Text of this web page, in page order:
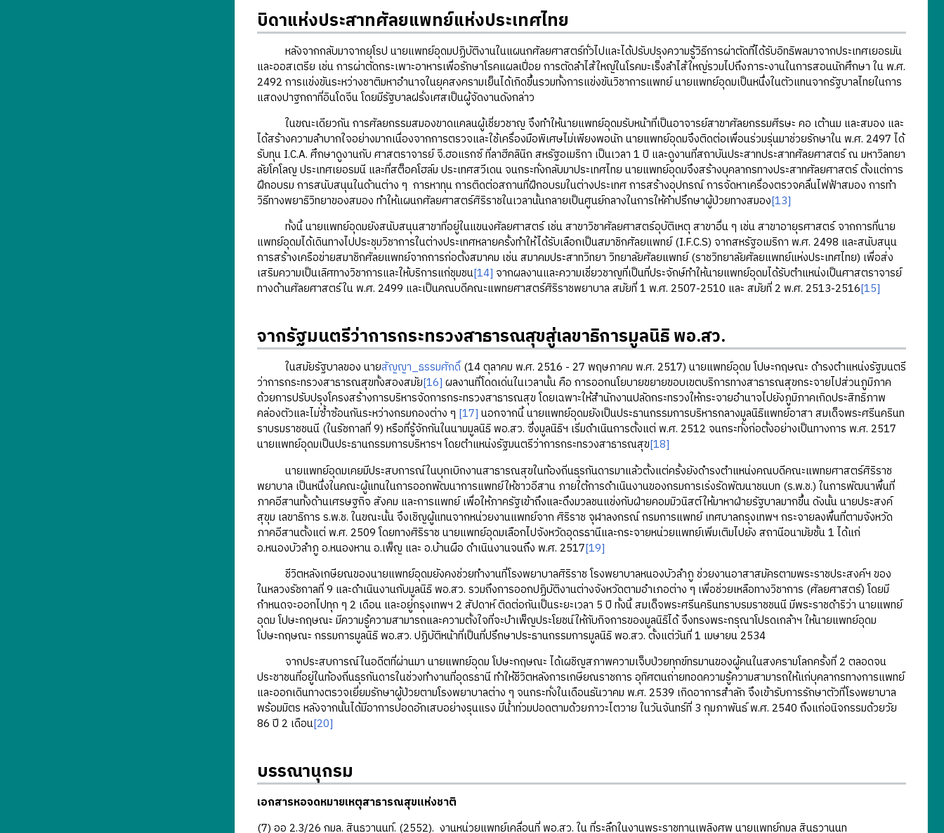
บิดาแห่งประสาทศัลยแพทย์แห่งประเทศไทย
หลังจากกลับมาจากยุโรป นายแพทย์อุดมปฏิบัติงานในแผนกศัลยศาสตร์ทั่วไปและได้ปรับปรุงความรู้วิธีการผ่าตัดที่ได้รับอิทธิพลมาจากประเทศเยอรมัน
และออสเตรีย เช่น การผ่าตัดกระเพาะอาหารเพื่อรักษาโรคแผลเปื่อย การตัดลำไส้ใหญ่ในโรคมะเร็งลำไส้ใหญ่รวมไปถึงภาระงานในการสอนนักศึกษา ใน พ.ศ.
2492 การแข่งขันระหว่างชาติมหาอำนาจในยุคสงครามเย็นได้เกิดขึ้นรวมทั้งการแข่งขันวิชาการแพทย์ นายแพทย์อุดมเป็นหนึ่งในตัวแทนจากรัฐบาลไทยในการ
แสดงปาฐกถาที่อินโดจีน โดยมีรัฐบาลฝรั่งเศสเป็นผู้จัดงานดังกล่าว
ในขณะเดียวกัน การศัลยกรรมสมองขาดแคลนผู้เชี่ยวชาญ จึงทำให้นายแพทย์อุดมรับหน้าที่เป็นอาจารย์สาขาศัลยกรรมศีรษะ คอ เต้านม และสมอง และ
ได้สร้างความลำบากใจอย่างมากเนื่องจากการตรวจและใช้เครื่องมือพิเศษไม่เพียงพอนัก นายแพทย์อุดมจึงติดต่อเพื่อนร่วมรุ่นมาช่วยรักษาใน พ.ศ. 2497 ได้
รับทุน I.C.A. ศึกษาดูงานกับ ศาสตราจารย์ จี.ฮอแรกซ์ ที่ลาฮีคลินิก สหรัฐอเมริกา เป็นเวลา 1 ปี และดูงานที่สถาบันประสาทประสาทศัลยศาสตร์ ณ มหาวิลทยา
ลัยโคโลญ ประเทศเยอรมนี และที่สต็อคโฮล์ม ประเทศสวีเดน จนกระทั่งกลับมาประเทศไทย นายแพทย์อุดมจึงสร้างบุคลากรทางประสาทศัลยศาสตร์ ตั้งแต่การ
ฝึกอบรม การสนับสนุนในด้านต่าง ๆ การหาทุน การติดต่อสถานที่ฝึกอบรมในต่างประเทศ การสร้างอุปกรณ์ การจัดหาเครื่องตรวจคลื่นไฟฟ้าสมอง การทำ
วิธีทางพยาธิวิทยาของสมอง ทำให้แผนกศัลยศาสตร์ศิริราชในเวลานั้นกลายเป็นศูนย์กลางในการให้คำปรึกษาผู้ป่วยทางสมอง[13]
ทั้งนี้ นายแพทย์อุดมยังสนับสนุนสาขาที่อยู่ในแขนงศัลยศาสตร์ เช่น สาขาวิชาศัลยศาสตร์อุบัติเหตุ สาขาอื่น ๆ เช่น สาขาอายุรศาสตร์ จากการที่นาย
แพทย์อุดมได้เดินทางไปประชุมวิชาการในต่างประเทศหลายครั้งทำให้ได้รับเลือกเป็นสมาชิกศัลยแพทย์ (I.F.C.S) จากสหรัฐอเมริกา พ.ศ. 2498 และสนับสนุน
การสร้างเครือข่ายสมาชิกศัลยแพทย์จากการก่อตั้งสมาคม เช่น สมาคมประสาทวิทยา วิทยาลัยศัลยแพทย์ (ราชวิทยาลัยศัลยแพทย์แห่งประเทศไทย) เพื่อส่ง
เสริมความเป็นเลิศทางวิชาการและให้บริการแก่ชุมชน[14] จากผลงานและความเชี่ยวชาญที่เป็นที่ประจักษ์ทำให้นายแพทย์อุดมได้รับตำแหน่งเป็นศาสตราจารย์
ทางด้านศัลยศาสตร์ใน พ.ศ. 2499 และเป็นคณบดีคณะแพทยศาสตร์ศิริราชพยาบาล สมัยที่ 1 พ.ศ. 2507-2510 และ สมัยที่ 2 พ.ศ. 2513-2516[15]
จากรัฐมนตรีว่าการกระทรวงสาธารณสุขสู่เลขาธิการมูลนิธิ พอ.สว.
ในสมัยรัฐบาลของ นายสัญญา_ธรรมศักดิ์ (14 ตุลาคม พ.ศ. 2516 - 27 พฤษภาคม พ.ศ. 2517) นายแพทย์อุดม โปษะกฤษณะ ดำรงตำแหน่งรัฐมนตรี
ว่าการกระทรวงสาธารณสุขทั้งสองสมัย[16] ผลงานที่โดดเด่นในเวลานั้น คือ การออกนโยบายขยายขอบเขตบริการทางสาธารณสุขกระจายไปส่วนภูมิภาค
ด้วยการปรับปรุงโครงสร้างการบริหารจัดการกระทรวงสาธารณสุข โดยเฉพาะให้สำนักงานปลัดกระทรวงให้กระจายอำนาจไปยังภูมิภาคเกิดประสิทธิภาพ
คล่องตัวและไม่ซ้ำซ้อนกันระหว่างกรมกองต่าง ๆ [17] นอกจากนี้ นายแพทย์อุดมยังเป็นประธานกรรมการบริหารกลางมูลนิธิแพทย์อาสา สมเด็จพระศรีนครินท
ราบรมราชชนนี (ในรัชกาลที่ 9) หรือที่รู้จักกันในนามมูลนิธิ พอ.สว. ซึ่งมูลนิธิฯ เริ่มดำเนินการตั้งแต่ พ.ศ. 2512 จนกระทั่งก่อตั้งอย่างเป็นทางการ พ.ศ. 2517
นายแพทย์อุดมเป็นประธานกรรมการบริหารฯ โดยตำแหน่งรัฐมนตรีว่าการกระทรวงสาธารณสุข[18]
นายแพทย์อุดมเคยมีประสบการณ์ในบุกเบิกงานสาธารณสุขในท้องถิ่นธุรกันดารมาแล้วตั้งแต่ครั้งยังดำรงตำแหน่งคณบดีคณะแพทยศาสตร์ศิริราช
พยาบาล เป็นหนึ่งในคณะผู้แทนในการออกพัฒนาการแพทย์ให้ชาวอีสาน ภายใต้การดำเนินงานของกรมการเร่งรัดพัฒนาชนบท (ร.พ.ช.) ในการพัฒนาพื้นที่
ภาคอีสานทั้งด้านเศรษฐกิจ สังคม และการแพทย์ เพื่อให้ภาครัฐเข้าถึงและดึงมวลชนแข่งกับฝ่ายคอมมิวนิสต์ให้มาหาฝ่ายรัฐบาลมากขึ้น ดังนั้น นายประสงค์
สุขุม เลขาธิการ ร.พ.ช. ในขณะนั้น จึงเชิญผู้แทนจากหน่วยงานแพทย์จาก ศิริราช จุฬาลงกรณ์ กรมการแพทย์ เทศบาลกรุงเทพฯ กระจายลงพื้นที่ตามจังหวัด
ภาคอีสานตั้งแต่ พ.ศ. 2509 โดยทางศิริราช นายแพทย์อุดมเลือกไปจังหวัดอุดรธานีและกระจายหน่วยแพทย์เพิ่มเติมไปยัง สถานีอนามัยชั้น 1 ได้แก่
อ.หนองบัวลำภู อ.หนองหาน อ.เพ็ญ และ อ.บ้านผือ ดำเนินงานจนถึง พ.ศ. 2517[19]
ชีวิตหลังเกษียณของนายแพทย์อุดมยังคงช่วยทำงานที่โรงพยาบาลศิริราช โรงพยาบาลหนองบัวลำภู ช่วยงานอาสาสมัครตามพระราชประสงค์ฯ ของ
ในหลวงรัชกาลที่ 9 และดำเนินงานกับมูลนิธิ พอ.สว. รวมถึงการออกปฏิบัติงานต่างจังหวัดตามอำเภอต่าง ๆ เพื่อช่วยเหลือทางวิชาการ (ศัลยศาสตร์) โดยมี
กำหนดจะออกไปทุก ๆ 2 เดือน และอยู่กรุงเทพฯ 2 สัปดาห์ ติดต่อกันเป็นระยะเวลา 5 ปี ทั้งนี้ สมเด็จพระศรีนครินทราบรมราชชนนี มีพระราชดำริว่า นายแพทย์
อุดม โปษะกฤษณะ มีความรู้ความสามารถและความตั้งใจที่จะบำเพ็ญประโยชน์ให้กับกิจการของมูลนิธิได้ จึงทรงพระกรุณาโปรดเกล้าฯ ให้นายแพทย์อุดม
โปษะกฤษณะ กรรมการมูลนิธิ พอ.สว. ปฏิบัติหน้าที่เป็นที่ปรึกษาประธานกรรมการมูลนิธิ พอ.สว. ตั้งแต่วันที่ 1 เมษายน 2534
จากประสบการณ์ในอดีตที่ผ่านมา นายแพทย์อุดม โปษะกฤษณะ ได้เผชิญสภาพความเจ็บป่วยทุกข์ทรมานของผู้คนในสงครามโลกครั้งที่ 2 ตลอดจน
ประชาชนที่อยู่ในท้องถิ่นธุรกันดารในช่วงทำงานที่อุดรธานี ทำให้ชีวิตหลังการเกษียณราชการ อุทิศตนถ่ายทอดความรู้ความสามารถให้แก่บุคลากรทางการแพทย์
และออกเดินทางตรวจเยี่ยมรักษาผู้ป่วยตามโรงพยาบาลต่าง ๆ จนกระทั่งในเดือนธันวาคม พ.ศ. 2539 เกิดอาการสำลัก จึงเข้ารับการรักษาตัวที่โรงพยาบาล
พร้อมมิตร หลังจากนั้นได้มีอาการปอดอักเสบอย่างรุนแรง มีน้ำท่วมปอดตามด้วยภาวะไตวาย ในวันจันทร์ที่ 3 กุมภาพันธ์ พ.ศ. 2540 ถึงแก่อนิจกรรมด้วยวัย
86 ปี 2 เดือน[20]
บรรณานุกรม
เอกสารหอจดหมายเหตุสาธารณสุขแห่งชาติ
(7) ออ 2.3/26 กมล. สินธวานนท์. (2552). งานหน่วยแพทย์เคลื่อนที่ พอ.สว. ใน ที่ระลึกในงานพระราชทานเพลิงศพ นายแพทย์กมล สินธวานนท